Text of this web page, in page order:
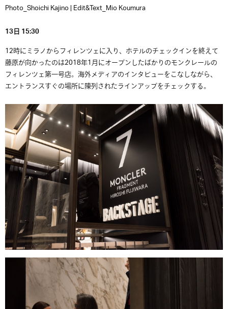
Photo_Shoichi Kajino | Edit&Text_Mio Koumura
13日 15:30
12時にミラノからフィレンツェに入り、ホテルのチェックインを終えて
藤原が向かったのは2018年1月にオープンしたばかりのモンクレールの
フィレンツェ第一号店。海外メディアのインタビューをこなしながら、
エントランスすぐの場所に陳列されたラインアップをチェックする。